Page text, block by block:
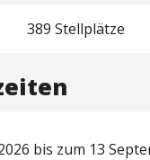
389 Stellplätze
bis zum 13